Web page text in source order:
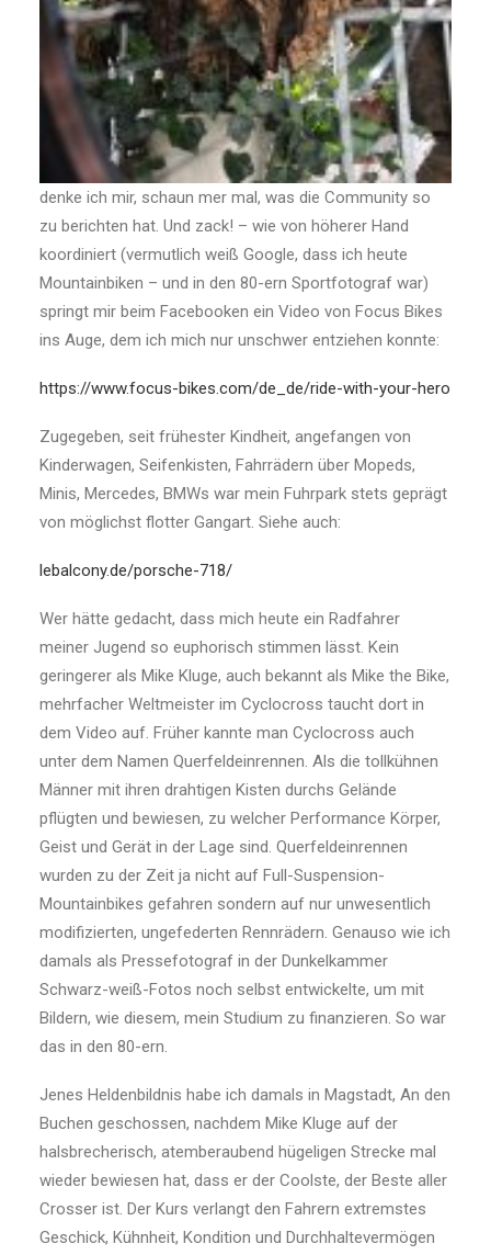
denke ich mir, schaun mer mal, was die Community so
zu berichten hat. Und zack! – wie von höherer Hand
koordiniert (vermutlich weiß Google, dass ich heute
Mountainbiken – und in den 80-ern Sportfotograf war)
springt mir beim Facebooken ein Video von Focus Bikes
ins Auge, dem ich mich nur unschwer entziehen konnte:
https://www.focus-bikes.com/de_de/ride-with-your-hero
Zugegeben, seit frühester Kindheit, angefangen von
Kinderwagen, Seifenkisten, Fahrrädern über Mopeds,
Minis, Mercedes, BMWs war mein Fuhrpark stets geprägt
von möglichst flotter Gangart. Siehe auch:
lebalcony.de/porsche-718/
Wer hätte gedacht, dass mich heute ein Radfahrer
meiner Jugend so euphorisch stimmen lässt. Kein
geringerer als Mike Kluge, auch bekannt als Mike the Bike,
mehrfacher Weltmeister im Cyclocross taucht dort in
dem Video auf. Früher kannte man Cyclocross auch
unter dem Namen Querfeldeinrennen. Als die tollkühnen
Männer mit ihren drahtigen Kisten durchs Gelände
pflügten und bewiesen, zu welcher Performance Körper,
Geist und Gerät in der Lage sind. Querfeldeinrennen
wurden zu der Zeit ja nicht auf Full-Suspension-
Mountainbikes gefahren sondern auf nur unwesentlich
modifizierten, ungefederten Rennrädern. Genauso wie ich
damals als Pressefotograf in der Dunkelkammer
Schwarz-weiß-Fotos noch selbst entwickelte, um mit
Bildern, wie diesem, mein Studium zu finanzieren. So war
das in den 80-ern.
Jenes Heldenbildnis habe ich damals in Magstadt, An den
Buchen geschossen, nachdem Mike Kluge auf der
halsbrecherisch, atemberaubend hügeligen Strecke mal
wieder bewiesen hat, dass er der Coolste, der Beste aller
Crosser ist. Der Kurs verlangt den Fahrern extremstes
Geschick, Kühnheit, Kondition und Durchhaltevermögen